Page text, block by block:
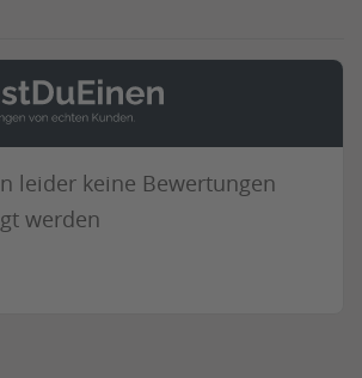
leider keine Bewertungen
werden